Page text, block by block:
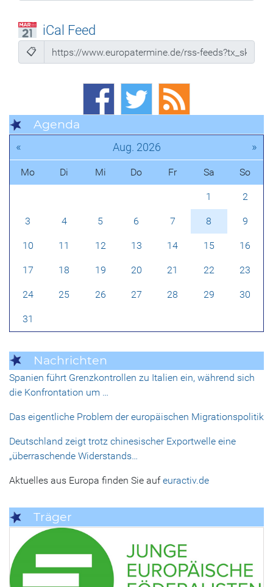
iCal Feed
📋
Agenda
« Aug. 2026 »
Mo Di Mi Do Fr Sa So
1 2
3 4 5 6 7 8 9
10 11 12 13 14 15 16
17 18 19 20 21 22 23
24 25 26 27 28 29 30
31
Nachrichten
Spanien führt Grenzkontrollen zu Italien ein, während sich
die Konfrontation um …
Das eigentliche Problem der europäischen Migrationspolitik
Deutschland zeigt trotz chinesischer Exportwelle eine
„überraschende Widerstands…
Aktuelles aus Europa finden Sie aufeuractiv.de
Träger